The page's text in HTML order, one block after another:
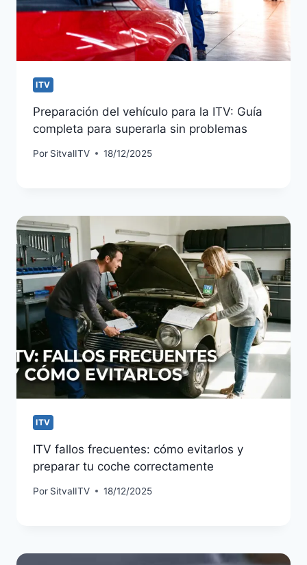
ITV
Preparación del vehículo para la ITV: Guía
completa para superarla sin problemas
Por SitvalITV 18/12/2025
ITV
ITV fallos frecuentes: cómo evitarlos y
preparar tu coche correctamente
Por SitvalITV 18/12/2025